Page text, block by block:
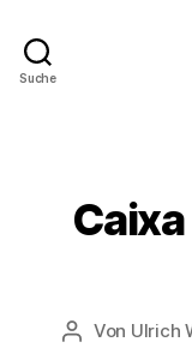
Suche
Beitragsautor
Von Ulrich